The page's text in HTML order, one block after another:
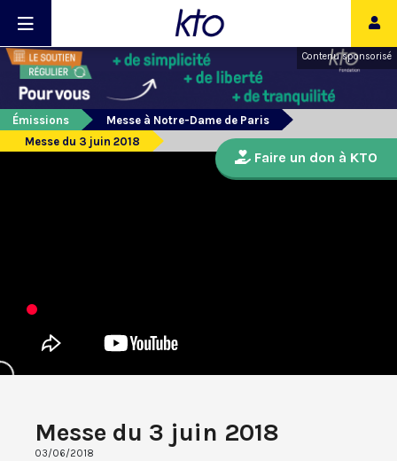
Contenu sponsorisé
Émissions
Messe à Notre-Dame de Paris
Messe du 3 juin 2018
Messe du 3 juin 2018
03/06/2018
Faire un don à KTO